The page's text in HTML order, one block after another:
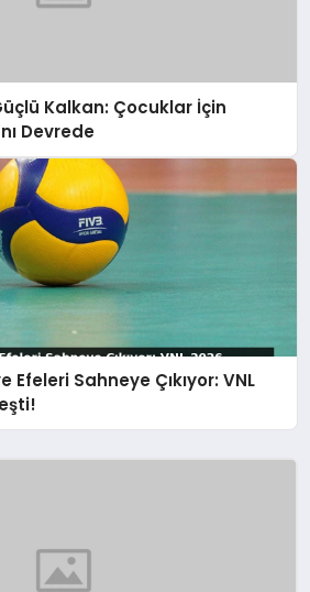
Kalkan: Çocuklar İçin
Devrede
Efeleri Sahneye Çıkıyor: VNL